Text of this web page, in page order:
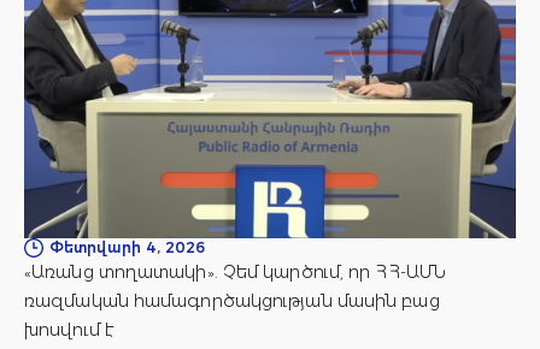
Փետրվարի 4, 2026
«Առանց տողատակի». Չեմ կարծում, որ ՀՀ-ԱՄՆ
ռազմական համագործակցության մասին բաց
խոսվում է